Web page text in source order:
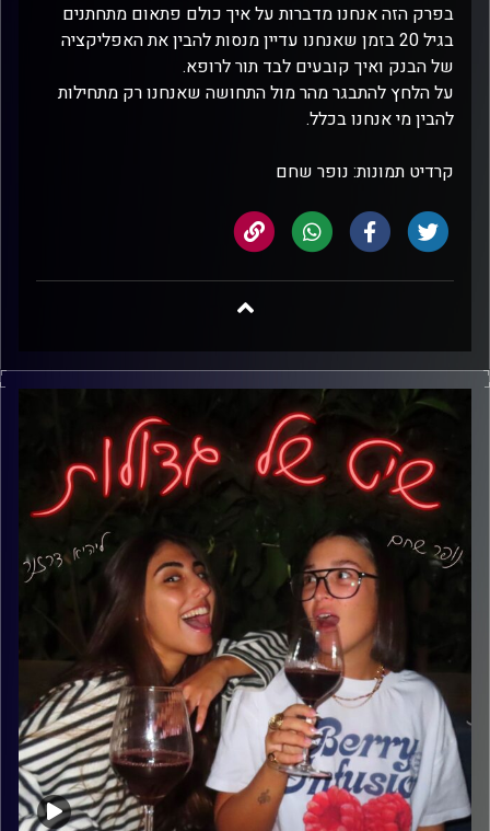
בפרק הזה אנחנו מדברות על איך כולם פתאום מתחתנים
בגיל 20 בזמן שאנחנו עדיין מנסות להבין את האפליקציה
של הבנק ואיך קובעים לבד תור לרופא.
על הלחץ להתבגר מהר מול התחושה שאנחנו רק מתחילות
להבין מי אנחנו בכלל.
קרדיט תמונות: נופר שחם